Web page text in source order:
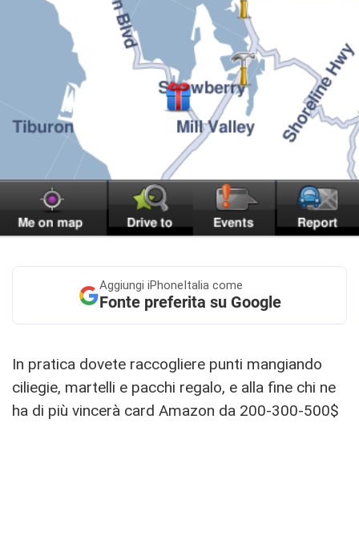
Aggiungi iPhoneItalia come
Fonte preferita su Google
In pratica dovete raccogliere punti mangiando
ciliegie, martelli e pacchi regalo, e alla fine chi ne
ha di più vincerà card Amazon da 200-300-500$